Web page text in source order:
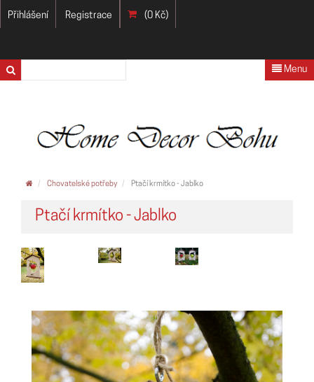
Přihlášení Registrace (0 Kč)
Menu
Chovatelské potřeby Ptačí krmítko - Jablko
Ptačí krmítko - Jablko